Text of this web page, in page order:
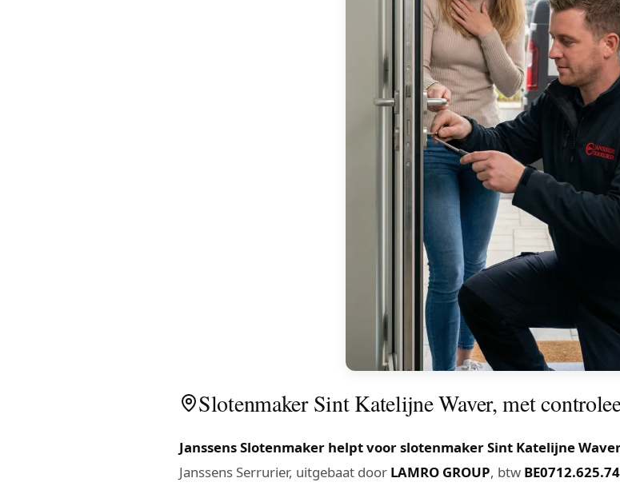
Slotenmaker Sint Katelijne Waver, met
Janssens Slotenmaker helpt voor slotenmaker Sint Katelijne
Janssens Serrurier, uitgebaat door LAMRO GROUP, btw